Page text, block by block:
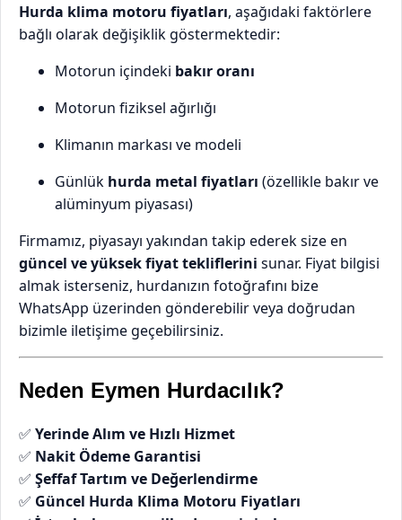
Hurda klima motoru fiyatları, aşağıdaki faktörlere
bağlı olarak değişiklik göstermektedir:
Motorun içindeki bakır oranı
Motorun fiziksel ağırlığı
Klimanın markası ve modeli
Günlük hurda metal fiyatları (özellikle bakır ve
alüminyum piyasası)
Firmamız, piyasayı yakından takip ederek size en
güncel ve yüksek fiyat tekliflerini sunar. Fiyat bilgisi
almak isterseniz, hurdanızın fotoğrafını bize
WhatsApp üzerinden gönderebilir veya doğrudan
bizimle iletişime geçebilirsiniz.
Neden Eymen Hurdacılık?
✅ Yerinde Alım ve Hızlı Hizmet
✅ Nakit Ödeme Garantisi
✅ Şeffaf Tartım ve Değerlendirme
✅ Güncel Hurda Klima Motoru Fiyatları